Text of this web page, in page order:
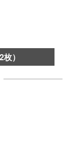
）